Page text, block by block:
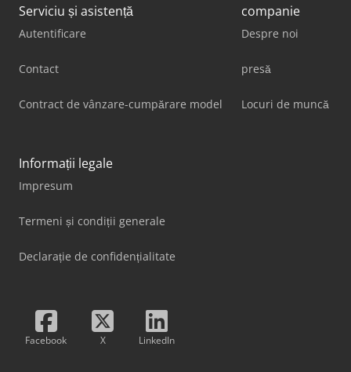
Serviciu și asistență
Autentificare
Contact
Contract de vânzare-cumpărare model
companie
Despre noi
presă
Locuri de muncă
Informații legale
Impresum
Termeni și condiții generale
Declarație de confidențialitate
Facebook X LinkedIn